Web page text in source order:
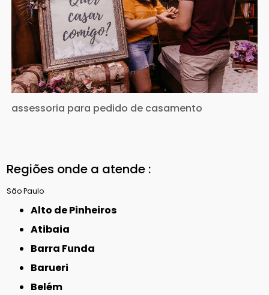
assessoria para pedido de casamento
Regiões onde a atende :
São Paulo
Alto de Pinheiros
Atibaia
Barra Funda
Barueri
Belém